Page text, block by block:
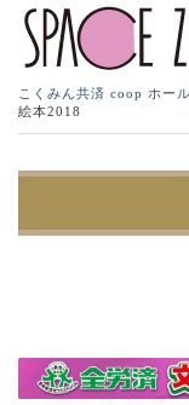
こくみん共済 coop ホー
絵本2018